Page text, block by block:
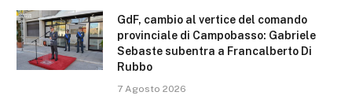
GdF, cambio al vertice del comando
provinciale di Campobasso: Gabriele
Sebaste subentra a Francalberto Di
Rubbo
7 Agosto 2026